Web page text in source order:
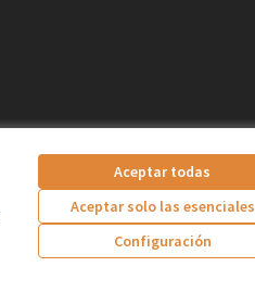
Aceptar todas
Aceptar solo las esenciales
Configuración